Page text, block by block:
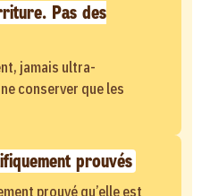
Pas des
jamais ultra-
conserver que les
prouvés
prouvé qu’elle est